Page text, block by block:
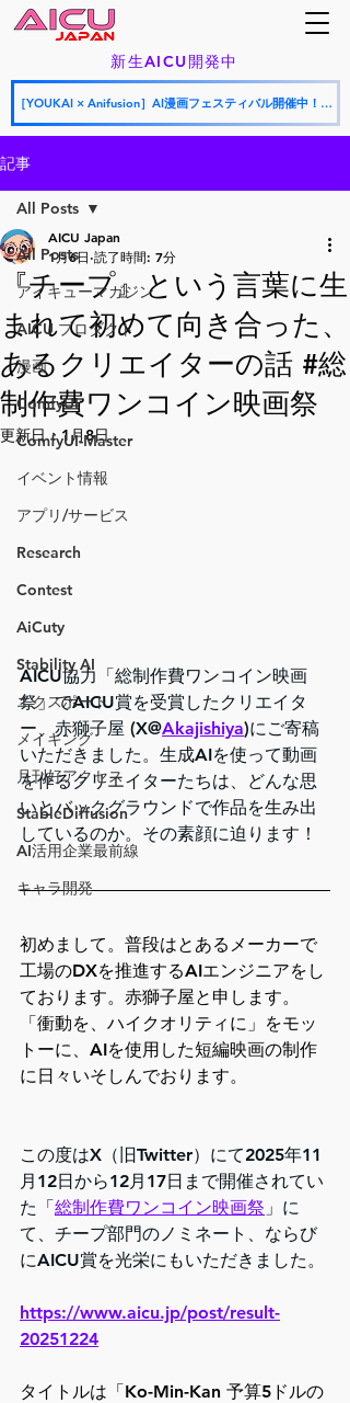
新生AICU開発中
［YOUKAI × Anifusion］AI漫画フェスティバル開催中！応募期間：2026年7月9日〜7月26日
記事
All Posts
アイキューマガジン
AICU プロダクト
漫画
ComfyUI
ComfyUI-Master
イベント情報
アプリ/サービス
Research
Contest
AiCuty
Stability AI
エクスポート
メイキング
月刊好アクセス
StableDiffusion
AI活用企業最前線
キャラ開発
All Posts
『チープ』という言葉に生
まれて初めて向き合った、
あるクリエイターの話 #総
制作費ワンコイン映画祭
AICU Japan
1月6日 読了時間: 7分
更新日：1月8日
AICU協力「総制作費ワンコイン映画
祭」でAICU賞を受賞したクリエイタ
ー、赤獅子屋 (X@Akajishiya)にご寄稿
いただきました。生成AIを使って動画
を作るクリエイターたちは、どんな思
いとバックグラウンドで作品を生み出
しているのか。その素顔に迫ります！
初めまして。普段はとあるメーカーで
工場のDXを推進するAIエンジニアをし
ております。赤獅子屋と申します。
「衝動を、ハイクオリティに」をモッ
トーに、AIを使用した短編映画の制作
に日々いそしんでおります。
この度はX（旧Twitter）にて2025年11
月12日から12月17日まで開催されてい
た「総制作費ワンコイン映画祭 」に
て、チープ部門のノミネート、ならび
にAICU賞を光栄にもいただきました。
https://www.aicu.jp/post/result-
20251224
タイトルは「Ko-Min-Kan 予算5ドルの